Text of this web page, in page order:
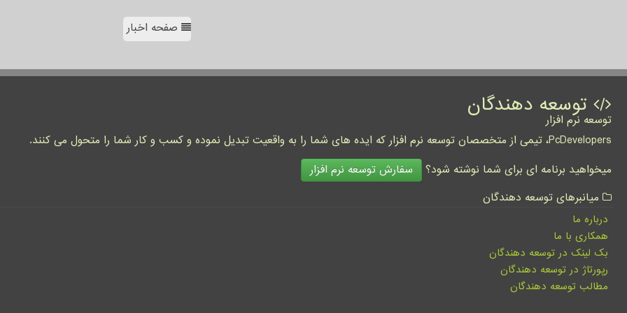
صفحه اخبار
توسعه دهندگان
توسعه نرم افزار
PcDevelopers، تیمی از متخصصان توسعه نرم افزار که ایده های شما را به واقعیت تبدیل نموده و کسب و کار شما را متحول می کنند.
میخواهید برنامه ای برای شما نوشته شود؟
سفارش توسعه نرم افزار
میانبرهای توسعه دهندگان
درباره ما
همکاری با ما
بک لینک در توسعه دهندگان
رپورتاژ در توسعه دهندگان
مطالب توسعه دهندگان